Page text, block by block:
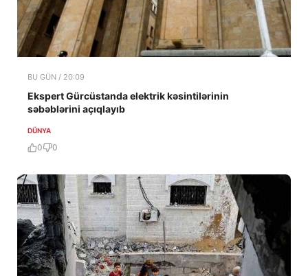
BU GÜN / 20:09
Ekspert Gürcüstanda elektrik kəsintilərinin
səbəblərini açıqlayıb
DÜNYA
0 0